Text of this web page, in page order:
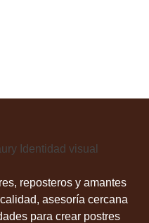
reposteros y amantes
asesoría cercana
para crear postres